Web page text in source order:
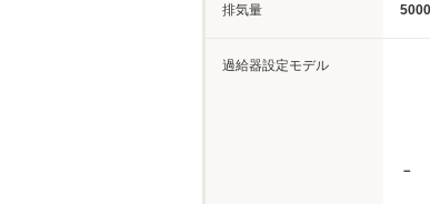
排気量
過給器設定モデル
－